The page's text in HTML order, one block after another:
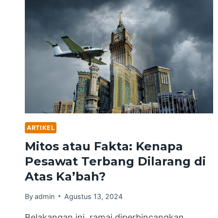
ARTIKEL
Mitos atau Fakta: Kenapa
Pesawat Terbang Dilarang di
Atas Ka’bah?
Byadmin Agustus 13, 2024